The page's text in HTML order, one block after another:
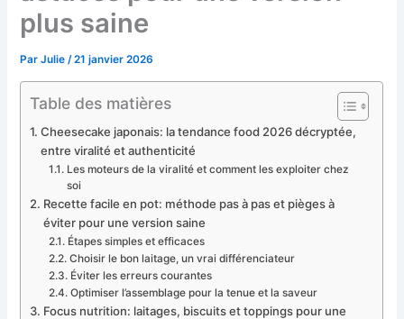
plus saine
ParJulie/21 janvier 2026
Table des matières
Cheesecake japonais: la tendance food 2026 décryptée,
entre viralité et authenticité
Les moteurs de la viralité et comment les exploiter chez
soi
Recette facile en pot: méthode pas à pas et pièges à
éviter pour une version saine
Étapes simples et efficaces
Choisir le bon laitage, un vrai différenciateur
Éviter les erreurs courantes
Optimiser l’assemblage pour la tenue et la saveur
Focus nutrition: laitages, biscuits et toppings pour une